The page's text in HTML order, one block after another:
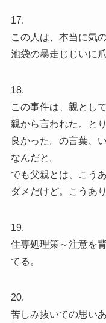
17.
この人は、本当に気の
池袋の暴走じじいに
18.
この事件は、親とし
親から言われた。と
良かった。の言葉、
なんだと。
でも父親とは、こう
ダメだけど。こうあり
19.
住専処理策～注意を
てる。
20.
苦しみ抜いての思い